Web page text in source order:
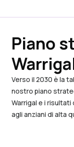
Piano
Verso il 2030 è la
nostro piano
Warrigal e i
agli anziani di alta